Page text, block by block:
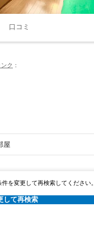
口コミ
ク
屋
を変更して再検索してください。
して再検索